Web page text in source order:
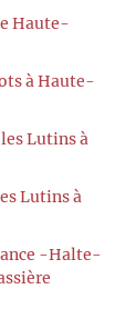
Haute-
à Haute-
Lutins à
Lutins à
-Halte-